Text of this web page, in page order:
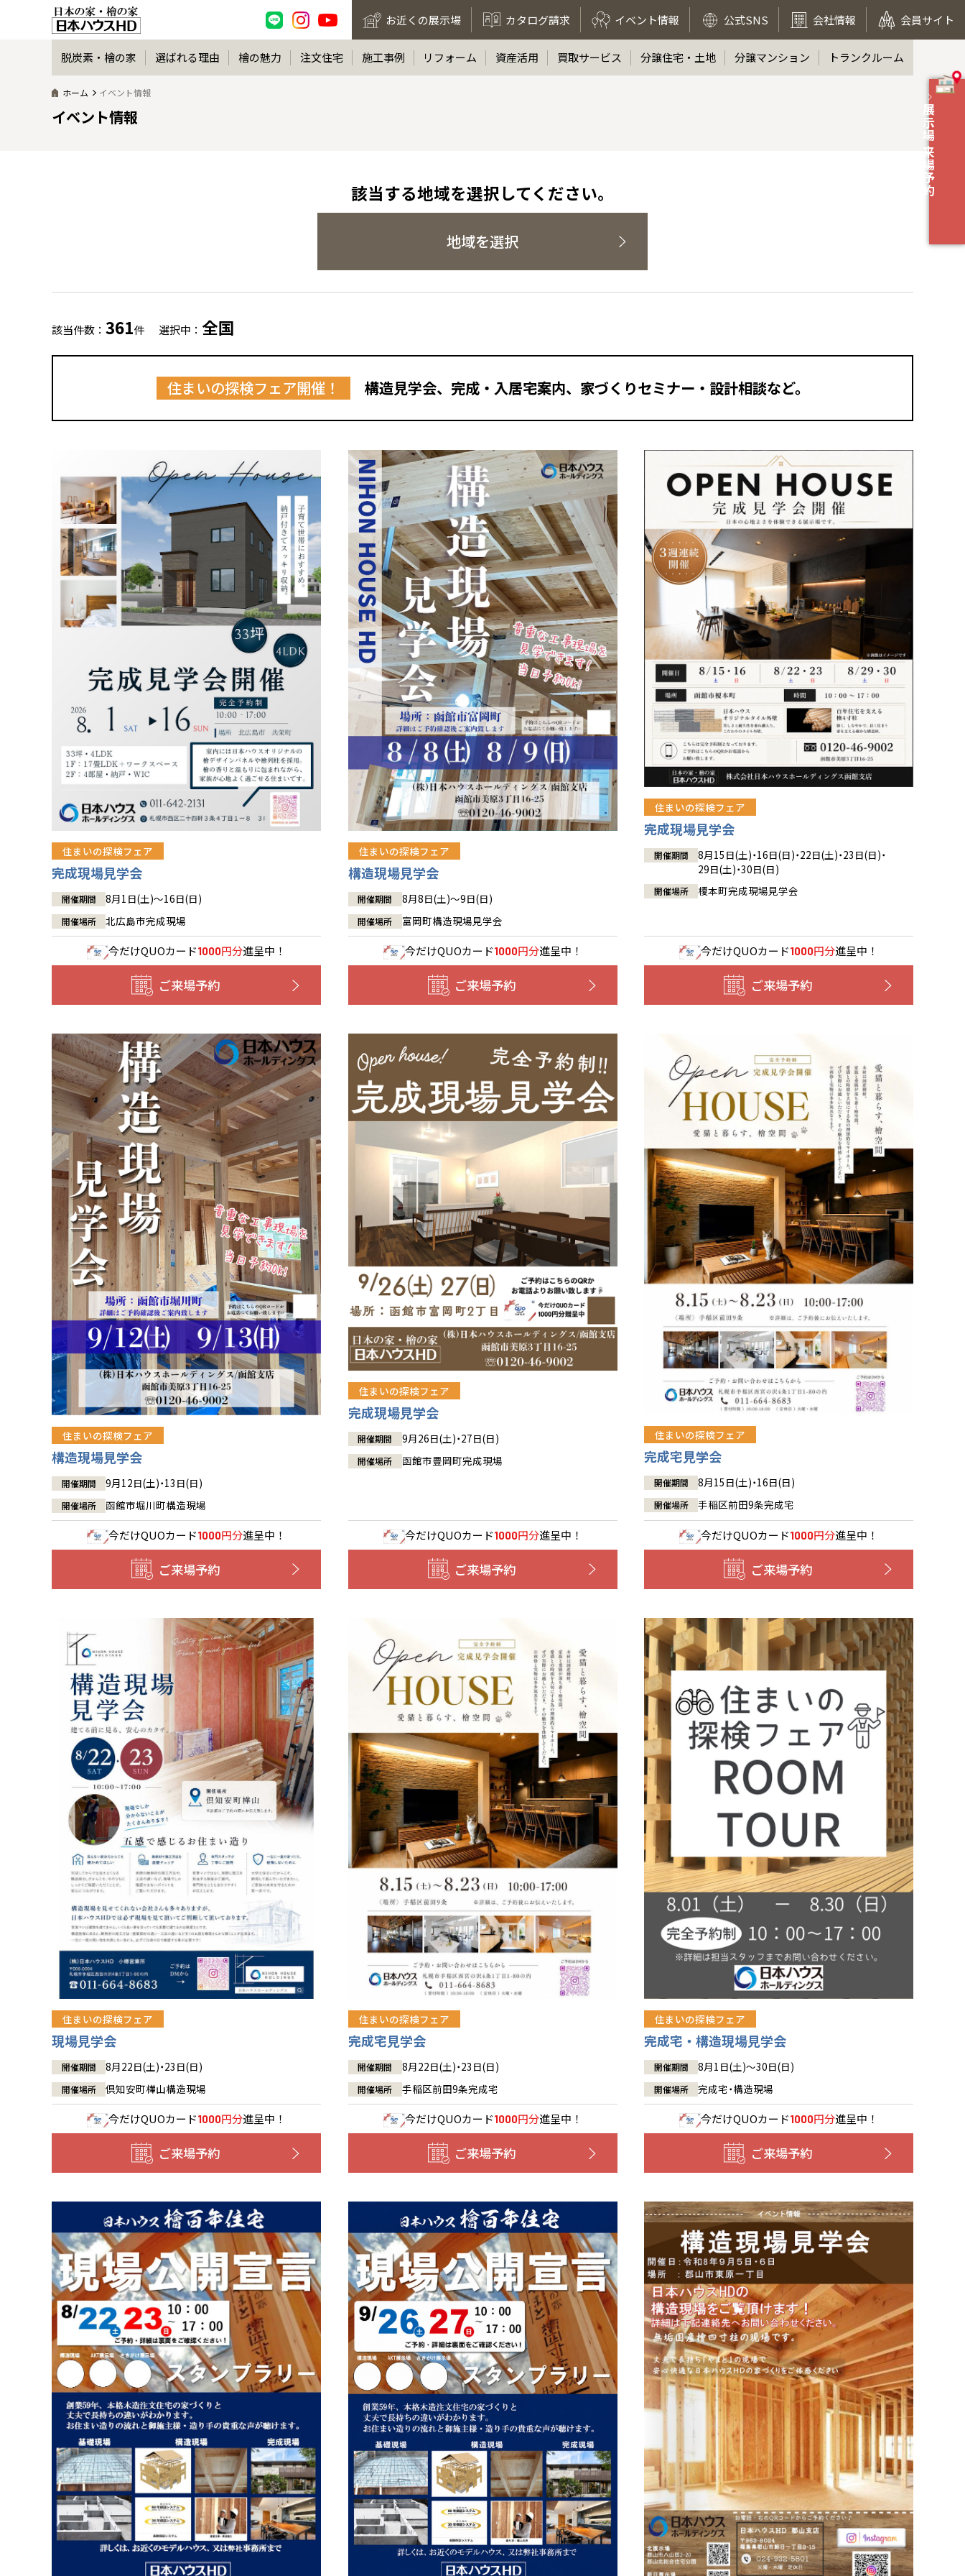
お近くの展示場 カタログ請求 イベント情報 公式SNS 会社情報 会員サイト
展示場 来場予約
脱炭素・檜の家 選ばれる理由 檜の魅力 注文住宅 施工事例 リフォーム 資産活用 買取サービス 分譲住宅・土地 分譲マンション トランクルーム
ホーム イベント情報
イベント情報
該当する地域を選択してください。
地域を選択
該当件数： 361件 選択中： 全国
住まいの探検フェア開催！ 構造見学会、完成・入居宅案内、家づくりセミナー・設計相談など。
住まいの探検フェア
完成現場見学会
開催期間 8月1日(土)～16日(日)
開催場所 北広島市完成現場
今だけQUOカード1000円分進呈中！
ご来場予約
住まいの探検フェア
構造現場見学会
開催期間 8月8日(土)～9日(日)
開催場所 富岡町構造現場見学会
今だけQUOカード1000円分進呈中！
ご来場予約
住まいの探検フェア
完成現場見学会
開催期間
8月15日(土)・16日(日)・22日(土)・23日(日)・
29日(土)・30日(日)
開催場所 榎本町完成現場見学会
今だけQUOカード1000円分進呈中！
ご来場予約
住まいの探検フェア
構造現場見学会
開催期間 9月12日(土)・13日(日)
開催場所 函館市堀川町構造現場
今だけQUOカード1000円分進呈中！
ご来場予約
住まいの探検フェア
完成現場見学会
開催期間 9月26日(土)・27日(日)
開催場所 函館市豊岡町完成現場
今だけQUOカード1000円分進呈中！
ご来場予約
住まいの探検フェア
完成宅見学会
開催期間 8月15日(土)・16日(日)
開催場所 手稲区前田9条完成宅
今だけQUOカード1000円分進呈中！
ご来場予約
住まいの探検フェア
現場見学会
開催期間 8月22日(土)・23日(日)
開催場所 倶知安町樺山構造現場
今だけQUOカード1000円分進呈中！
ご来場予約
住まいの探検フェア
完成宅見学会
開催期間 8月22日(土)・23日(日)
開催場所 手稲区前田9条完成宅
今だけQUOカード1000円分進呈中！
ご来場予約
住まいの探検フェア
完成宅・構造現場見学会
開催期間 8月1日(土)～30日(日)
開催場所 完成宅・構造現場
今だけQUOカード1000円分進呈中！
ご来場予約
全国の展示場
北海道
札幌
道央
道北
東北
青森
秋田
宮城
福島
甲信越・北陸
新潟
富山
石川
福井
関東
神奈川
埼玉
千葉
茨城
栃木
群馬
岐阜
静岡
三重
大阪
京都
兵庫
奈良
滋賀
中国・四国
岡山
香川
愛媛
鳥取
徳島
高知
九州
福岡
佐賀
熊本
長崎
沖縄
分譲マンション
※現住所のある都道府県以外の建築予定地の方でも
現住所の有るお近くの展示場又は店舗にお問合せください。
移住の計画の方もご相談対応します。お気軽にご相談ください。
お近くのイベント
北海道
札幌
札幌
小樽
道央
苫小牧千歳
小樽
道北
旭川
道南
函館
室蘭
道東
帯広
釧路
東北
青森県
八戸
青森
秋田県
秋田
岩手県
盛岡
北上
山形県
山形
宮城県
仙台
福島県
郡山
福島
いわき
会津
甲信越・北陸
新潟県
新潟
長岡
甲府
長野県
長野
松本
富山県
富山
石川県
金沢
福井県
福井
関東
東京都
世田谷
八王子
神奈川県
横浜
湘南
相模
埼玉県
埼玉
所沢
千葉県
千葉
茨城県
水戸
栃木県
宇都宮
小山
群馬
伊勢崎
愛知県
名古屋
豊橋
岐阜県
岐阜
静岡県
静岡
浜松
三重県
四日市
大阪府
大阪
京都府
京都
兵庫県
姫路
奈良県
奈良
中国・四国
岡山県
岡山
香川県
高松
愛媛県
九州
福岡県
福岡
佐賀県
佐賀
熊本県
熊本
大分県
大分
宮崎